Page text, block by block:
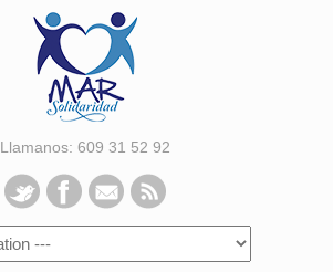
Llamanos: 609 31 52 92